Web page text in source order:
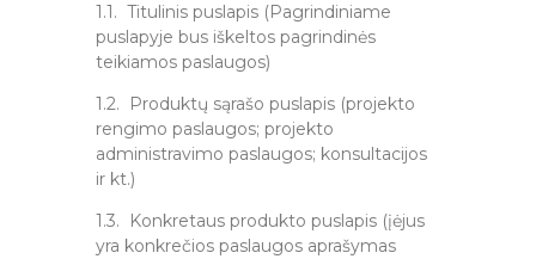
1.1. Titulinis puslapis (Pagrindiniame
puslapyje bus iškeltos pagrindinės
teikiamos paslaugos)
1.2. Produktų sąrašo puslapis (projekto
rengimo paslaugos; projekto
administravimo paslaugos; konsultacijos
ir kt.)
1.3. Konkretaus produkto puslapis (įėjus
yra konkrečios paslaugos aprašymas